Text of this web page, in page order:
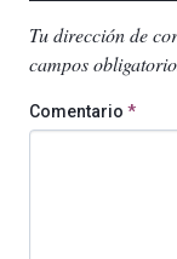
Tu dirección de
campos
Comentario *